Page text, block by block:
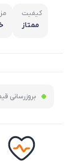
کیفیت
ممتاز
بروزرسانی